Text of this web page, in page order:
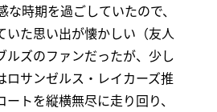
な時期を過ごしていたので、
いた思い出が懐かしい（友人
ルズのファンだったが、少し
ロサンゼルス・レイカーズ推
トを縦横無尽に走り回り、